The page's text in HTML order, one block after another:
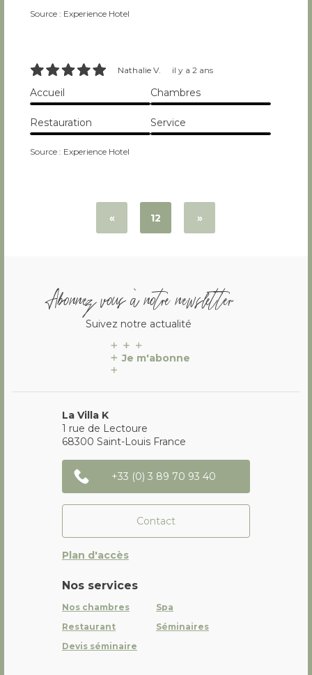
Source : Experience Hotel
10/10 Nathalie V. il y a 2 ans
Accueil
Chambres
Restauration
Service
Source : Experience Hotel
« 12 »
Abonnez vous à notre newsletter
Suivez notre actualité
Je m'abonne
La Villa K
1 rue de Lectoure
68300 Saint-Louis France
+33 (0) 3 89 70 93 40
Contact
Plan d'accès
Nos services
Nos chambres
Spa
Restaurant
Séminaires
Devis séminaire